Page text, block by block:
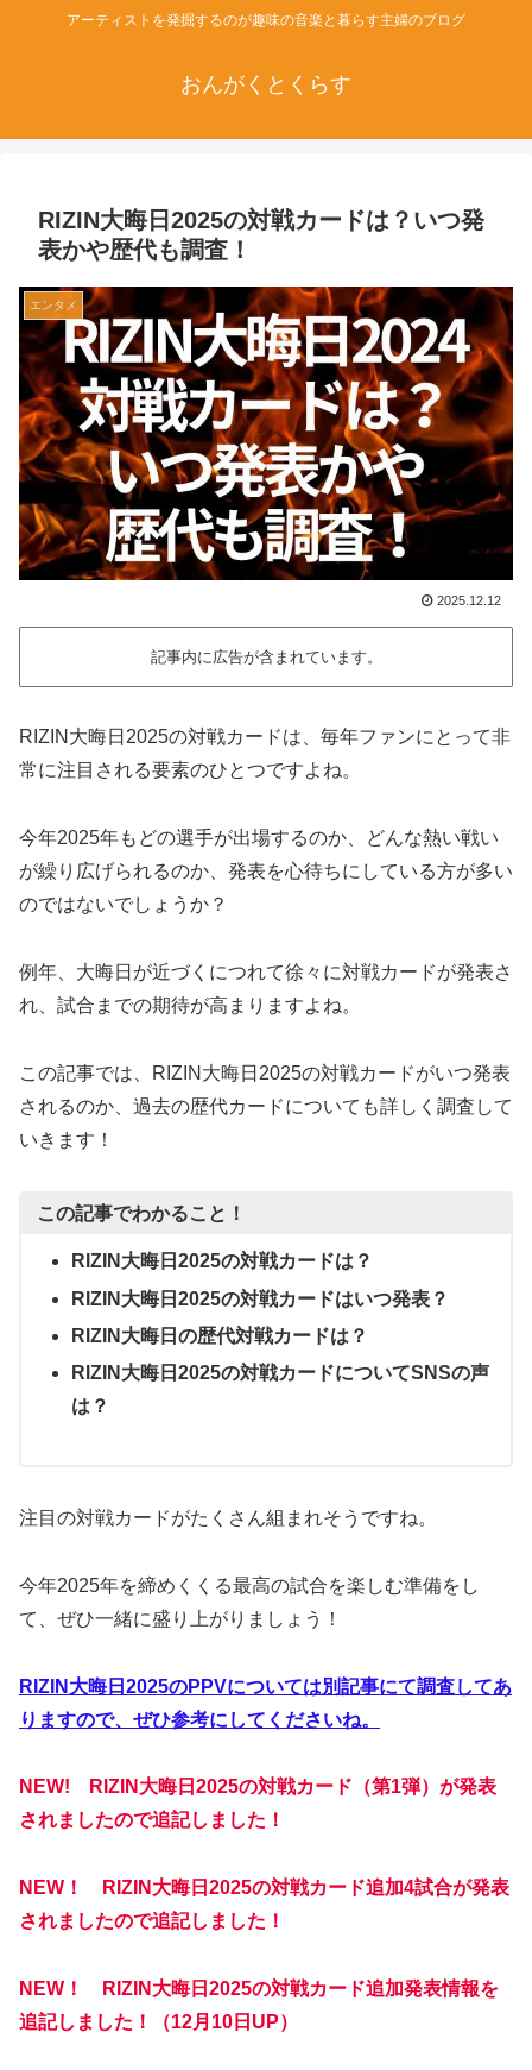
アーティストを発掘するのが趣味の音楽と暮らす主婦のブログ
おんがくとくらす
RIZIN大晦日2025の対戦カードは？いつ発
表かや歴代も調査！
エンタメ
2025.12.12
記事内に広告が含まれています。
RIZIN大晦日2025の対戦カードは、毎年ファンにとって非
常に注目される要素のひとつですよね。
今年2025年もどの選手が出場するのか、どんな熱い戦い
が繰り広げられるのか、発表を心待ちにしている方が多い
のではないでしょうか？
例年、大晦日が近づくにつれて徐々に対戦カードが発表さ
れ、試合までの期待が高まりますよね。
この記事では、RIZIN大晦日2025の対戦カードがいつ発表
されるのか、過去の歴代カードについても詳しく調査して
いきます！
この記事でわかること！
RIZIN 大晦日 2025の対戦カードは？
RIZIN 大晦日 2025の対戦カードはいつ発表？
RIZIN 大晦日の歴代対戦カードは？
RIZIN 大晦日 2025の対戦カードについてSNSの声
は？
注目の対戦カードがたくさん組まれそうですね。
今年2025年を締めくくる最高の試合を楽しむ準備をし
て、ぜひ一緒に盛り上がりましょう！
RIZIN大晦日2025のPPVについては別記事にて調査してあ
りますので、ぜひ参考にしてくださいね。
NEW! RIZIN大晦日2025の対戦カード（第1弾）が発表
されましたので追記しました！
NEW！ RIZIN大晦日2025の対戦カード追加4試合が発表
されましたので追記しました！
NEW！ RIZIN大晦日2025の対戦カード追加発表情報を
追記しました！（12月10日UP）